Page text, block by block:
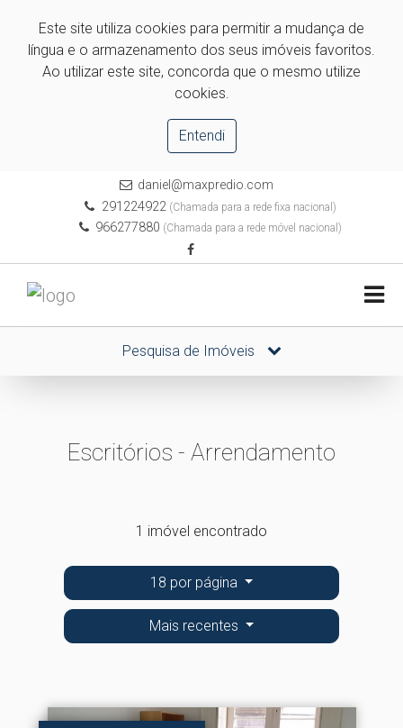
Este site utiliza cookies para permitir a mudança de
língua e o armazenamento dos seus imóveis favoritos.
Ao utilizar este site, concorda que o mesmo utilize
cookies.
Entendi
daniel@maxpredio.com
291224922(Chamada para a rede fixa nacional)
966277880 (Chamada para a rede móvel nacional)
Pesquisa de Imóveis
Escritórios - Arrendamento
1 imóvel encontrado
18 por página
Mais recentes